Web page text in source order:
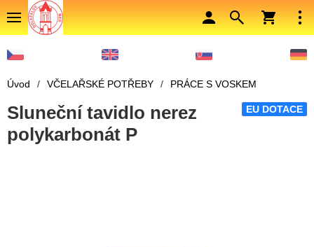
Úvod / VČELAŘSKÉ POTŘEBY / PRÁCE S VOSKEM
EU DOTACE
Sluneční tavidlo nerez
polykarbonát P